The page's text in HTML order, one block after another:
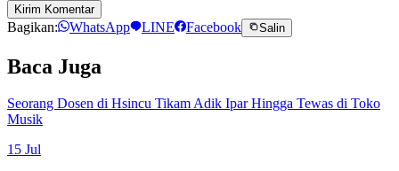
Kirim Komentar
Bagikan: WhatsApp LINE Facebook Salin
Baca Juga
Seorang Dosen di Hsincu Tikam Adik Ipar Hingga Tewas di Toko
Musik
15 Jul